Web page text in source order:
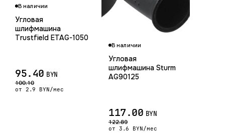
В наличии
Угловая
шлифмашина
Trustfield ETAG-1050
95.40 BYN
100.10
от 2.9 BYN/мес
В наличии
Угловая
шлифмашина Sturm
AG90125
117.00 BYN
122.89
от 3.6 BYN/мес